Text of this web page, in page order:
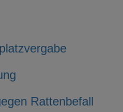
Rattenbefall